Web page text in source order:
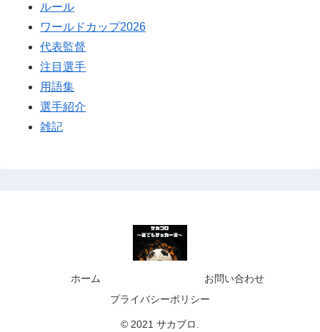
ルール
ワールドカップ2026
代表監督
注目選手
用語集
選手紹介
雑記
ホーム
お問い合わせ
プライバシーポリシー
© 2021 サカブロ.